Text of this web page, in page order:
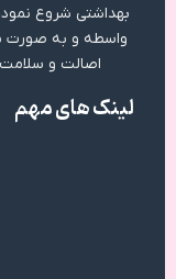
لینک های مهم
بهداشتی شروع
واسطه و به صورت
اصالت و سلامت